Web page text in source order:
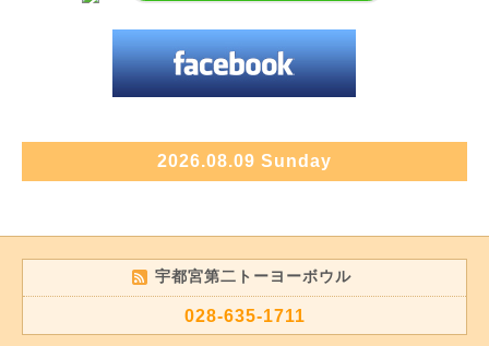
2026.08.09 Sunday
宇都宮第二トーヨーボウル
028-635-1711